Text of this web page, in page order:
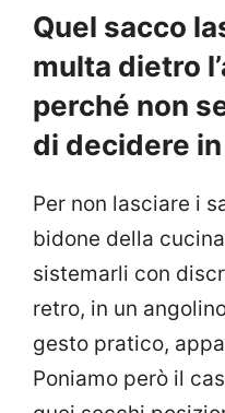
Quel sacco
multa dietro
perché non
di decidere
Per non lasciare i
bidone della
sistemarli con
retro, in un
gesto pratico,
Poniamo però il